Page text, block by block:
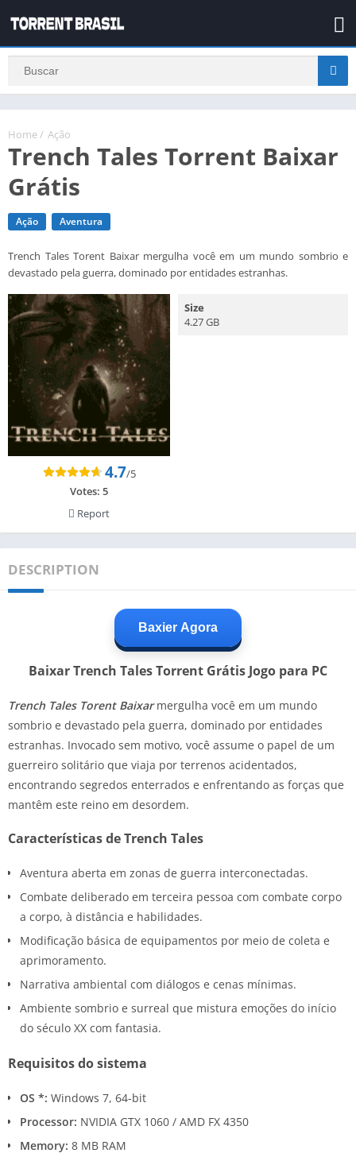
Home / Ação
Trench Tales Torrent Baixar
Grátis
Ação Aventura
Trench Tales Torent Baixar mergulha você em um mundo sombrio e
devastado pela guerra, dominado por entidades estranhas.
4.7/5
Votes: 5
Report
Size
4.27 GB
DESCRIPTION
Baxier Agora
Baixar Trench Tales Torrent Grátis Jogo para PC
Trench Tales Torent Baixarmergulha você em um mundo
sombrio e devastado pela guerra, dominado por entidades
estranhas. Invocado sem motivo, você assume o papel de um
guerreiro solitário que viaja por terrenos acidentados,
encontrando segredos enterrados e enfrentando as forças que
mantêm este reino em desordem.
Características de Trench Tales
Aventura aberta em zonas de guerra interconectadas.
Combate deliberado em terceira pessoa com combate corpo
a corpo, à distância e habilidades.
Modificação básica de equipamentos por meio de coleta e
aprimoramento.
Narrativa ambiental com diálogos e cenas mínimas.
Ambiente sombrio e surreal que mistura emoções do início
do século XX com fantasia.
Requisitos do sistema
OS *: Windows 7, 64-bit
Processor: NVIDIA GTX 1060 / AMD FX 4350
Memory: 8 MB RAM